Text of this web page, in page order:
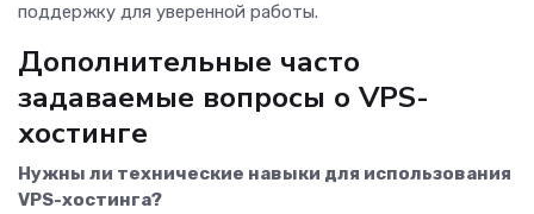
поддержку для уверенной работы.
Дополнительные часто
задаваемые вопросы о VPS-
хостинге
Нужны ли технические навыки для использования
VPS-хостинга?